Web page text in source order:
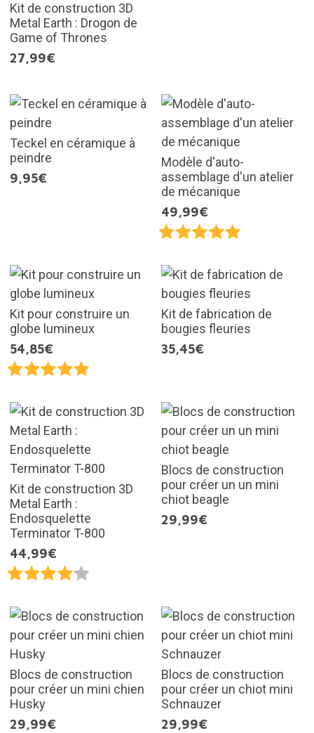
Kit de construction 3D
Metal Earth : Drogon de
Game of Thrones
27,99€
Teckel en céramique à
peindre
9,95€
Modèle d'auto-
assemblage d'un atelier
de mécanique
49,99€
Kit pour construire un
globe lumineux
54,85€
Kit de fabrication de
bougies fleuries
35,45€
Kit de construction 3D
Metal Earth :
Endosquelette
Terminator T-800
44,99€
Blocs de construction
pour créer un un mini
chiot beagle
29,99€
Blocs de construction
pour créer un mini chien
Husky
29,99€
Blocs de construction
pour créer un chiot mini
Schnauzer
29,99€